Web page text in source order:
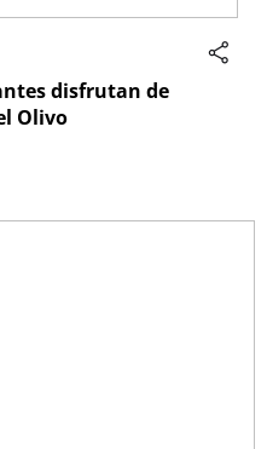
disfrutan de
Olivo